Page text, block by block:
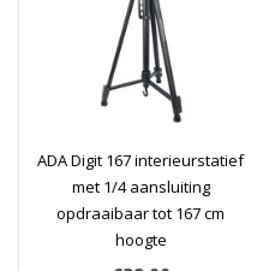
ADA Digit 167 interieurstatief
met 1/4 aansluiting
opdraaibaar tot 167 cm
hoogte